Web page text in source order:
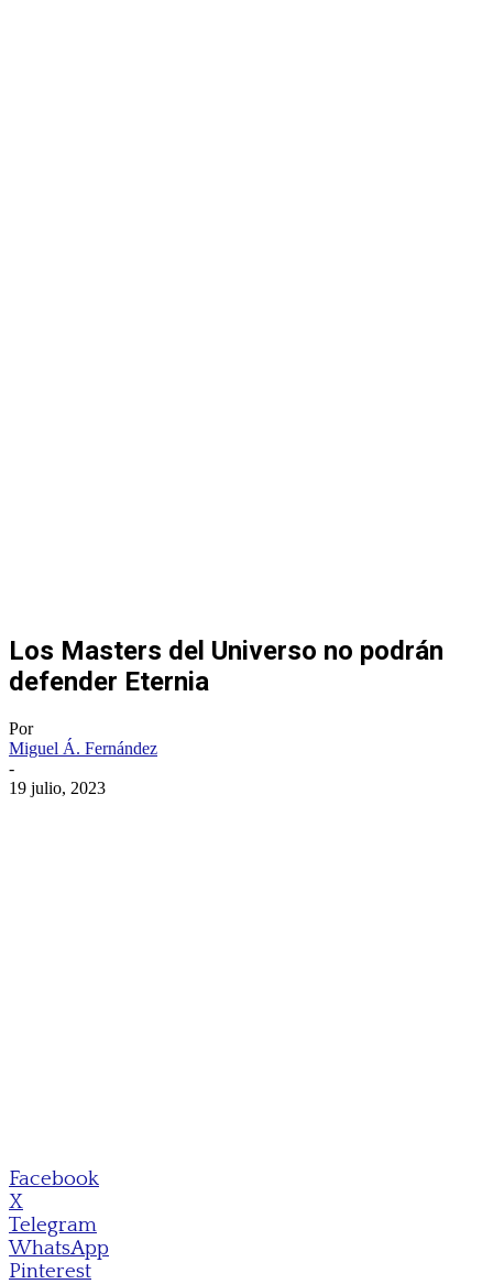
Los Masters del Universo no podrán
defender Eternia
Por
Miguel Á. Fernández
-
19 julio, 2023
Facebook
X
Telegram
WhatsApp
Pinterest